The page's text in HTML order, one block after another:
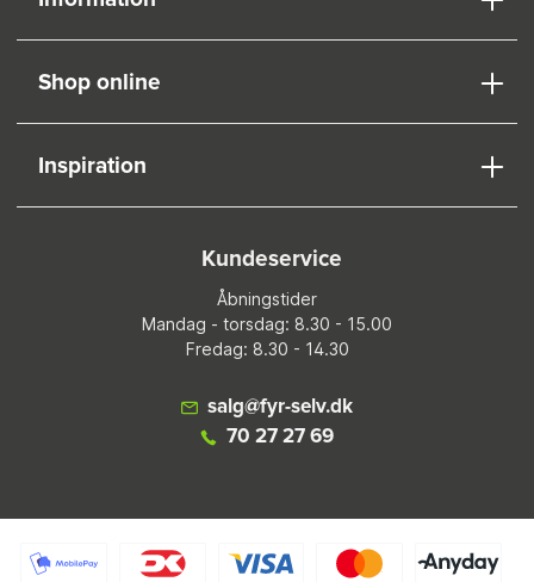
Shop online
Inspiration
Kundeservice
Åbningstider
Mandag - torsdag: 8.30 - 15.00
Fredag: 8.30 - 14.30
salg@fyr-selv.dk
70 27 27 69